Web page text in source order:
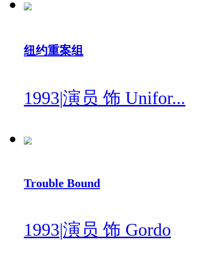
纽约重案组
1993|演员 饰 Unifor...
Trouble Bound
1993|演员 饰 Gordo